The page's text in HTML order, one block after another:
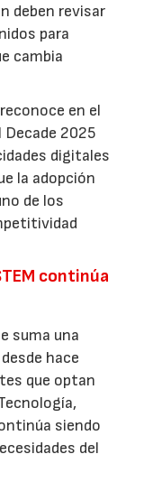
deben revisar
para
cambia
en el
2025
digitales
la adopción
de los
continúa
suma una
hace
que optan
siendo
del